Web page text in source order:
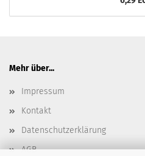
Mehr über...
Impressum
Kontakt
Datenschutzerklärung
AGB